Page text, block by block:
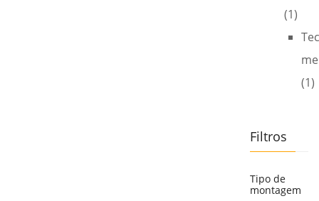
(1)
(1)
Filtros
Tipo de
montagem